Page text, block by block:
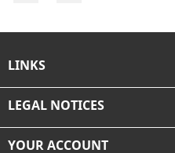
LINKS
LEGAL NOTICES
YOUR ACCOUNT